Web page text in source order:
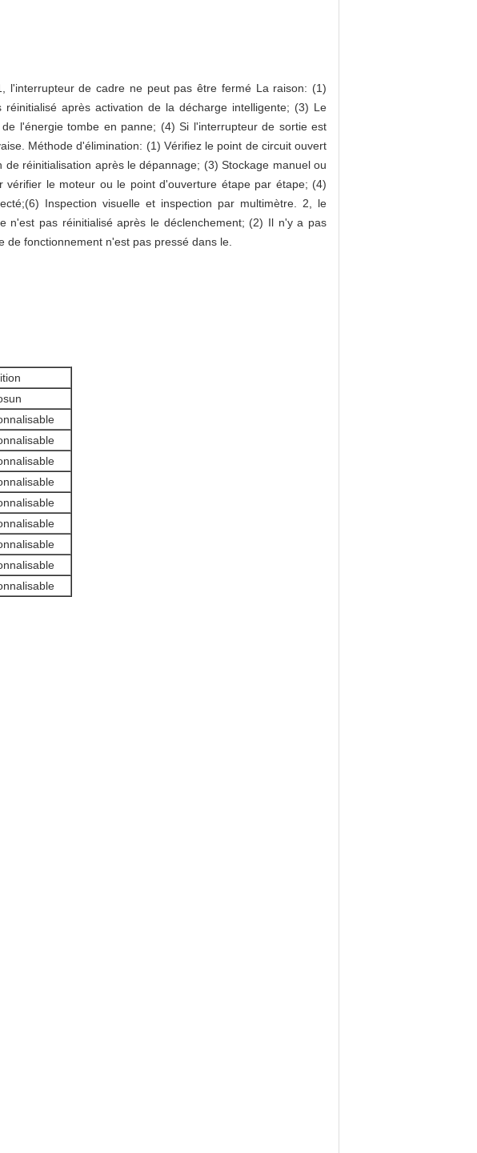
l'interrupteur de cadre ne peut pas être fermé La raison: (1)
après activation de la décharge intelligente; (3) Le
l'énergie tombe en panne; (4) Si l'interrupteur de sortie est
Méthode d'élimination: (1) Vérifiez le point de circuit ouvert
réinitialisation après le dépannage; (3) Stockage manuel ou
le moteur ou le point d'ouverture étape par étape; (4)
Inspection visuelle et inspection par multimètre. 2, le
pas réinitialisé après le déclenchement; (2) Il n'y a pas
fonctionnement n'est pas pressé dans le.